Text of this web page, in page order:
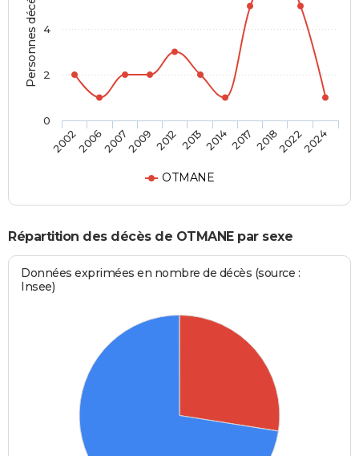
Personnes décédées
OTMANE
2002200620072009 2012 201320142017 201820222024
0
2
4
Répartition des décès de OTMANE par sexe
Données exprimées en nombre de décès (source :
Insee)